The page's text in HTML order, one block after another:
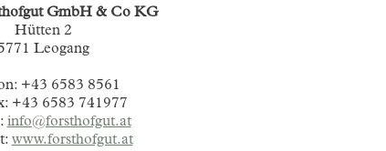
GmbH & Co KG
Hütten 2
Leogang
+43 6583 8561
+43 6583 741977
info@forsthofgut.at
www.forsthofgut.at